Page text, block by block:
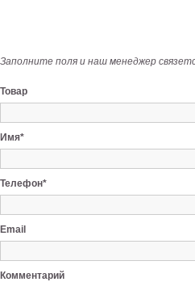
Заполните поля и наш менеджер
Товар
Имя*
Телефон*
Email
Комментарий